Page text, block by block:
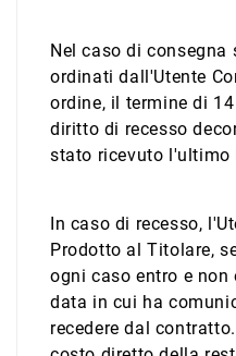
Nel caso di
ordinati dall'Utente
ordine, il termine di
diritto di recesso
stato ricevuto l'ultimo
In caso di recesso,
Prodotto al Titolare,
ogni caso entro e
data in cui ha
recedere dal